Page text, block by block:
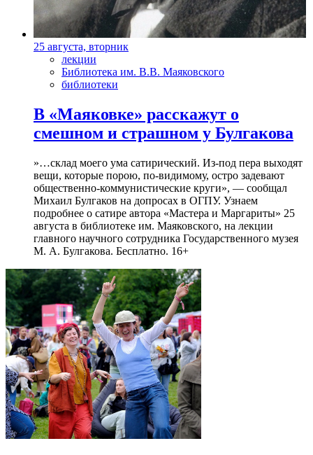
25 августа, вторник
лекции
Библиотека им. В.В. Маяковского
библиотеки
В «Маяковке» расскажут о
смешном и страшном у Булгакова
»…склад моего ума сатирический. Из-под пера выходят
вещи, которые порою, по-видимому, остро задевают
общественно-коммунистические круги», — сообщал
Михаил Булгаков на допросах в ОГПУ. Узнаем
подробнее о сатире автора «Мастера и Маргариты» 25
августа в библиотеке им. Маяковского, на лекции
главного научного сотрудника Государственного музея
М. А. Булгакова. Бесплатно. 16+